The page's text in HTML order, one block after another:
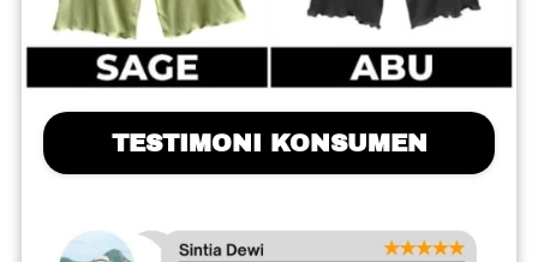
TESTIMONI KONSUMEN